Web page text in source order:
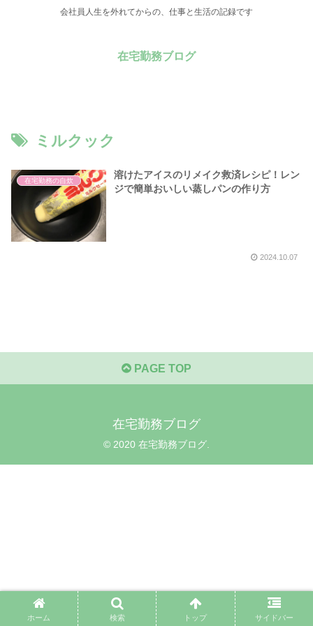
会社員人生を外れてからの、仕事と生活の記録です
在宅勤務ブログ
ミルクック
在宅勤務の自炊
溶けたアイスのリメイク救済レシピ！レン
ジで簡単おいしい蒸しパンの作り方
2024.10.07
PAGE TOP
在宅勤務ブログ
© 2020 在宅勤務ブログ.
ホーム 検索 トップ サイドバー